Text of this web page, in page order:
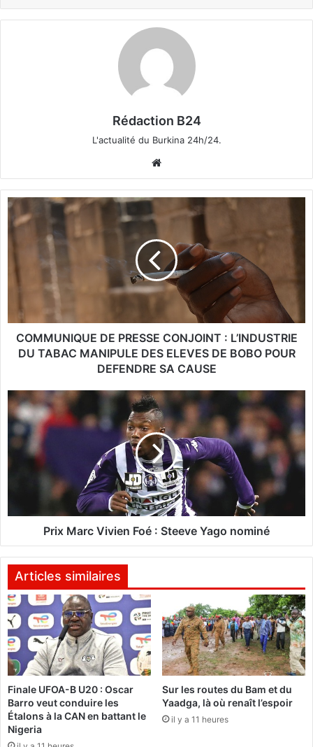
Rédaction B24
L'actualité du Burkina 24h/24.
bsi
te
C
O
M
U
R
E
S
S
C
N
L
’
I
N
D
U
S
T
R
I
COMMUNIQUE DE PRESSE CONJOINT : L’INDUSTRIE
DU TABAC MANIPULE DES ELEVES DE BOBO POUR
DEFENDRE SA CAUSE
P
r
M
a
V
v
i
n
F
o
é
:
S
t
e
e
v
e
Prix Marc Vivien Foé : Steeve Yago nominé
Articles similaires
Finale UFOA-B U20 : Oscar
Barro veut conduire les
Étalons à la CAN en battant le
Nigeria
Sur les routes du Bam et du
Yaadga, là où renaît l’espoir
il y a 11 heures